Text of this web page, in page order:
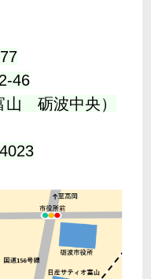
46
山 砺波中央）